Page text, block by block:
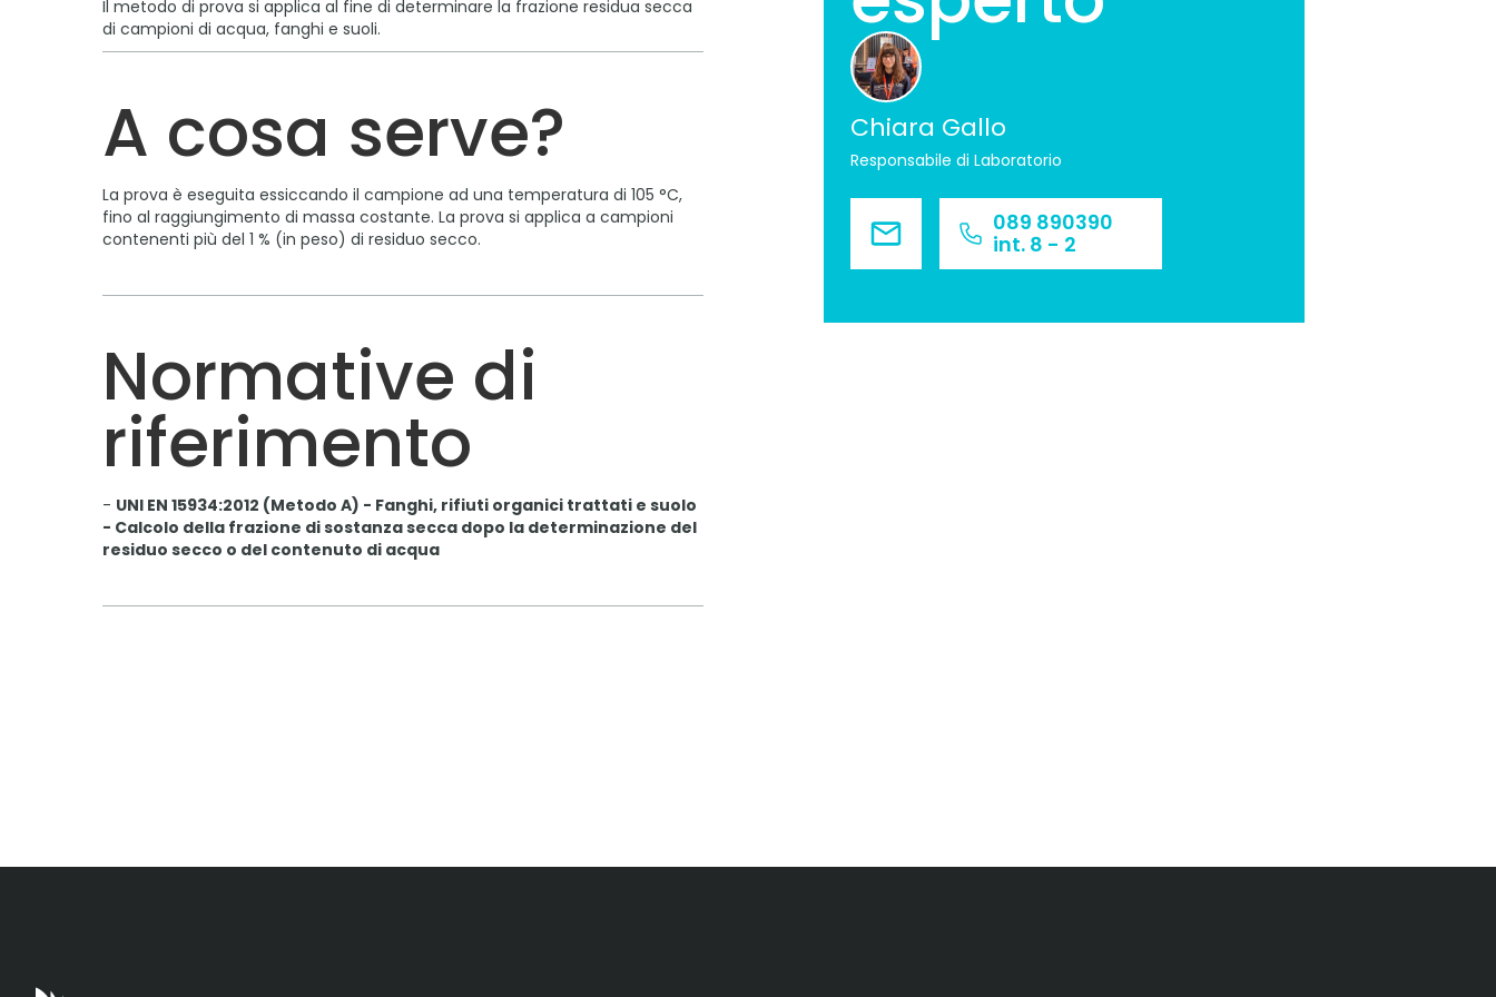
Il metodo di prova si applica al fine di determinare la frazione residua secca
di campioni di acqua, fanghi e suoli.
A cosa serve?
La prova è eseguita essiccando il campione ad una temperatura di 105 °C,
fino al raggiungimento di massa costante. La prova si applica a campioni
contenenti più del 1 % (in peso) di residuo secco.
Normative di
riferimento
- UNI EN 15934:2012 (Metodo A) - Fanghi, rifiuti organici trattati e suolo
- Calcolo della frazione di sostanza secca dopo la determinazione del
residuo secco o del contenuto di acqua
Chiara Gallo
Responsabile di Laboratorio
089 890390
int. 8 - 2
8 - 2